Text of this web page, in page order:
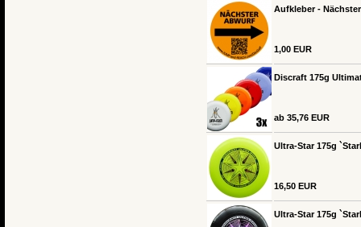
Aufkleber -
1,00 EUR
Discraft 175g
ab 35,76 EUR
Ultra-Star 175g
16,50 EUR
Ultra-Star 175g